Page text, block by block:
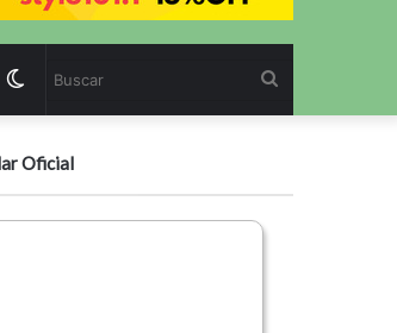
Cambiar
modo
Oficial